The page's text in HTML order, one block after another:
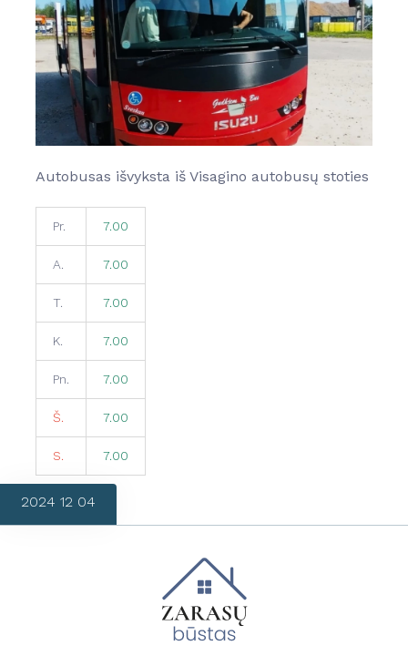
Kontaktai
Darbuotojams
Kontaktai
Kontaktai
Darbuotojams
2024 12 04
Autobusas išvyksta iš Visagino autobusų stoties
Pr. 7.00
A. 7.00
T. 7.00
K. 7.00
Pn. 7.00
Š. 7.00
S. 7.00